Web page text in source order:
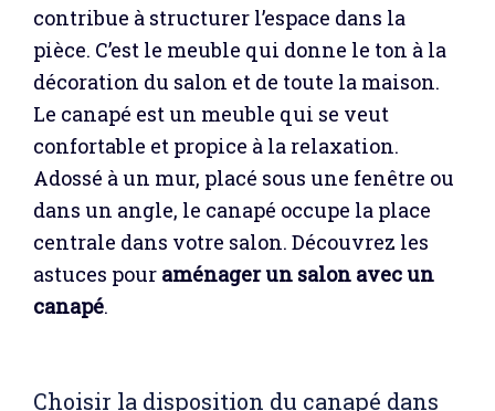
contribue à structurer l’espace dans la
pièce. C’est le meuble qui donne le ton à la
décoration du salon et de toute la maison.
Le canapé est un meuble qui se veut
confortable et propice à la relaxation.
Adossé à un mur, placé sous une fenêtre ou
dans un angle, le canapé occupe la place
centrale dans votre salon. Découvrez les
astuces pour aménager un salon avec un
canapé.
Choisir la disposition du canapé dans